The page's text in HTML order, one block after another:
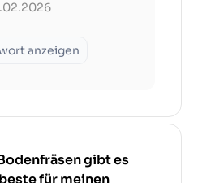
anzeigen
gibt es
für meinen